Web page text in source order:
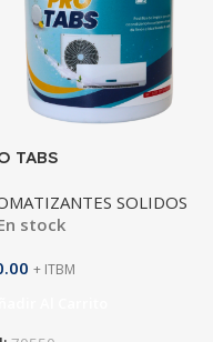
TABS
SOLIDOS
stock
+ ITBM